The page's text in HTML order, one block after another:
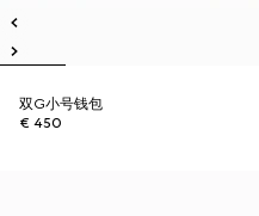
双G小号钱包
€ 450